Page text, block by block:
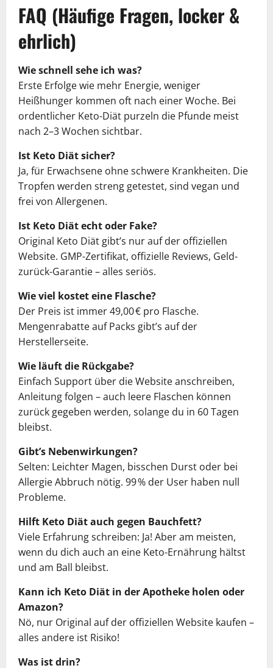
FAQ (Häufige Fragen, locker &
ehrlich)
Wie schnell sehe ich was?
Erste Erfolge wie mehr Energie, weniger
Heißhunger kommen oft nach einer Woche. Bei
ordentlicher Keto-Diät purzeln die Pfunde meist
nach 2–3 Wochen sichtbar.
Ist Keto Diät sicher?
Ja, für Erwachsene ohne schwere Krankheiten. Die
Tropfen werden streng getestet, sind vegan und
frei von Allergenen.
Ist Keto Diät echt oder Fake?
Original Keto Diät gibt’s nur auf der offiziellen
Website. GMP-Zertifikat, offizielle Reviews, Geld-
zurück-Garantie – alles seriös.
Wie viel kostet eine Flasche?
Der Preis ist immer 49,00 € pro Flasche.
Mengenrabatte auf Packs gibt’s auf der
Herstellerseite.
Wie läuft die Rückgabe?
Einfach Support über die Website anschreiben,
Anleitung folgen – auch leere Flaschen können
zurück gegeben werden, solange du in 60 Tagen
bleibst.
Gibt’s Nebenwirkungen?
Selten: Leichter Magen, bisschen Durst oder bei
Allergie Abbruch nötig. 99 % der User haben null
Probleme.
Hilft Keto Diätauch gegen Bauchfett?
Viele Erfahrung schreiben: Ja! Aber am meisten,
wenn du dich auch an eine Keto-Ernährung hältst
und am Ball bleibst.
Kann ich Keto Diät in der Apotheke holen oder
Amazon?
Nö, nur Original auf der offiziellen Website kaufen –
alles andere ist Risiko!
Was ist drin?